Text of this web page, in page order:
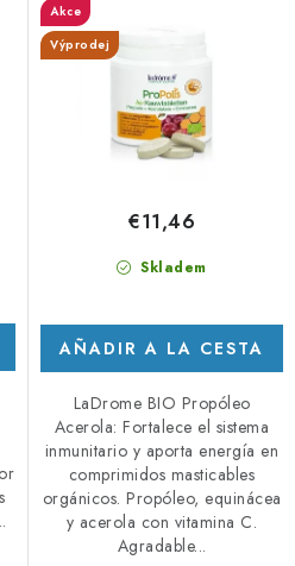
Akce
Výprodej
Skladem
€11,46
AÑADIR A LA CESTA
LaDrome BIO Propóleo
Acerola: Fortalece el sistema
inmunitario y aporta energía en
comprimidos masticables
orgánicos. Propóleo, equinácea
y acerola con vitamina C.
Agradable...